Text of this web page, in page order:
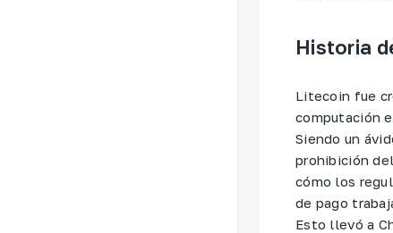
Historia
Litecoin fue
computación
Siendo un
prohibición
cómo los
de pago
Esto llevó a